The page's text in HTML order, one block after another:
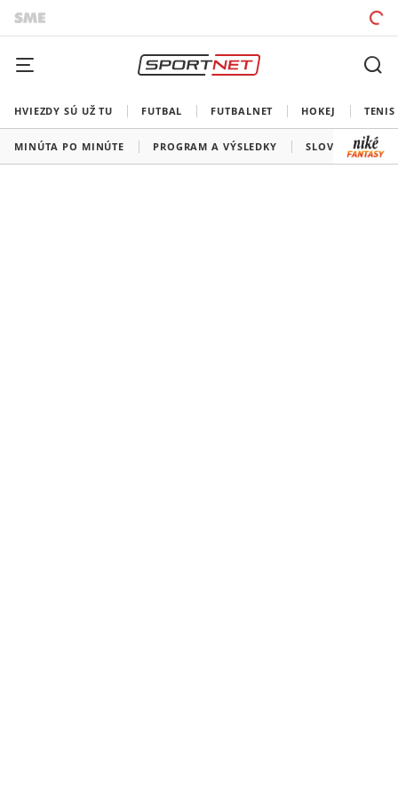
HVIEZDY SÚ UŽ TU FUTBAL FUTBALNET HOKEJ TENIS
MINÚTA PO MINÚTE PROGRAM A VÝSLEDKY SLOVENSKO